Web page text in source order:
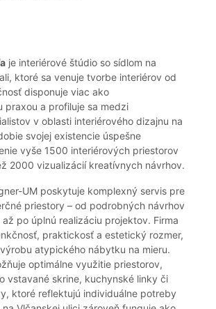
je interiérové štúdio so sídlom na
ktoré sa venuje tvorbe interiérov od
disponuje viac ako
praxou a profiluje sa medzi
v oblasti interiérového dizajnu na
svojej existencie úspešne
vyše 1500 interiérových priestorov
2000 vizualizácií kreatívnych návrhov.
UM poskytuje komplexný servis pre
priestory – od podrobných návrhov
po úplnú realizáciu projektov. Firma
praktickosť a estetický rozmer,
atypického nábytku na mieru.
optimálne využitie priestorov,
vstavané skrine, kuchynské linky či
ktoré reflektujú individuálne potreby